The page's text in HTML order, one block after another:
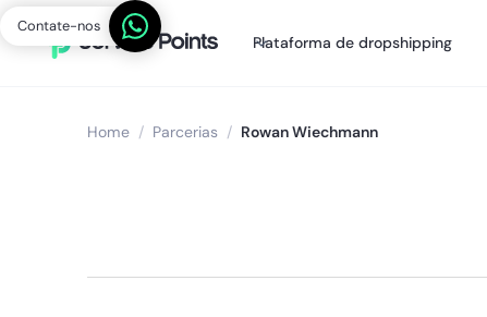
Contate-nos
Plataforma de dropshipping
Home / Parcerias / Rowan Wiechmann